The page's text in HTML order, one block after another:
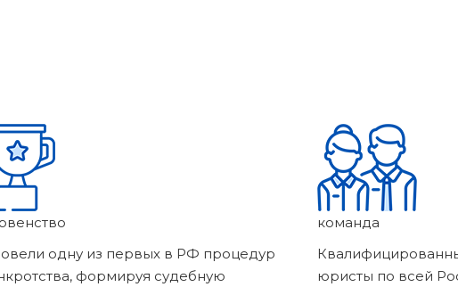
одну из первых в РФ процедур
формируя судебную
команда
юристы по всей